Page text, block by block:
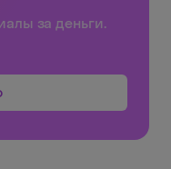
за деньги.